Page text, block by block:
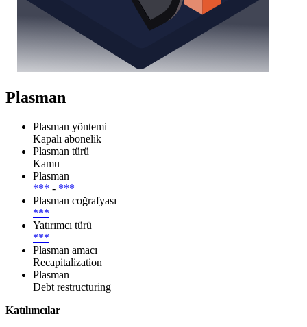
Plasman
Plasman yöntemi
Kapalı abonelik
Plasman türü
Kamu
Plasman
*** - ***
Plasman coğrafyası
***
Yatırımcı türü
***
Plasman amacı
Recapitalization
Plasman
Debt restructuring
Katılımcılar